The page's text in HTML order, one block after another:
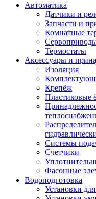
Автоматика
Датчики и
Запчасти и
Комнатные
Термостаты
Аксессуары и
Изоляция
Крепёж
Пластиковые
Системы
Счетчики
Фасонные
Водоподготовка
Установки